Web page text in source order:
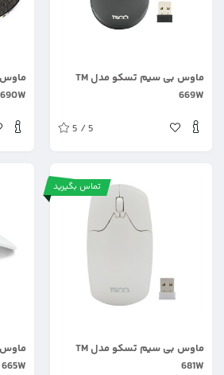
ماوس بی سیم تسکو مدل TM
669W
5 / 5
690W
تماس بگیرید
ماوس بی سیم تسکو مدل TM
681W
665W